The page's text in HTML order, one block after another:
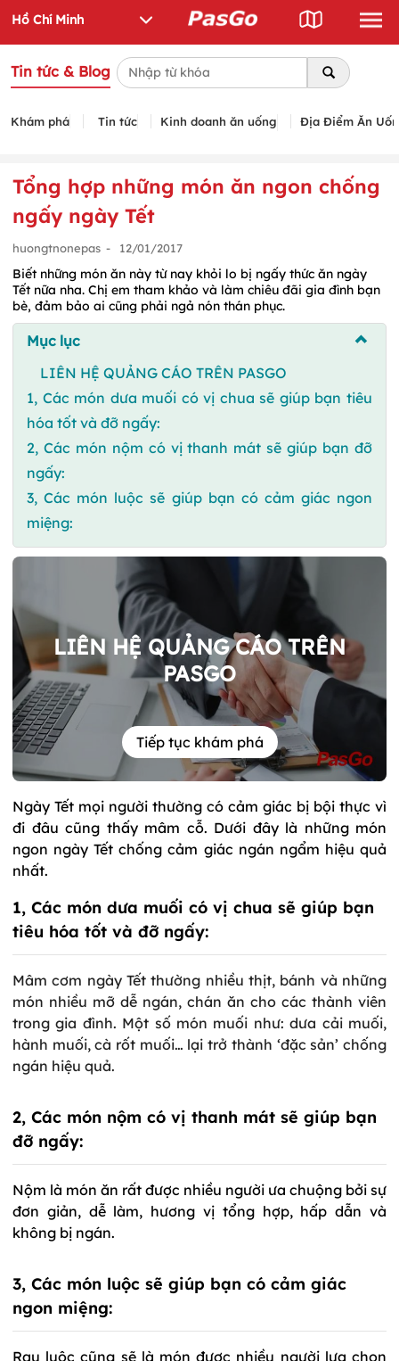
Tin tức & Blog
Khám phá Tin tức Kinh doanh ăn uống Địa Điểm Ăn
Tổng hợp những món ăn ngon chống
ngấy ngày Tết
huongtnonepas - 12/01/2017
Biết những món ăn này từ nay khỏi lo bị ngấy thức ăn ngày
Tết nữa nha. Chị em tham khảo và làm chiêu đãi gia đình bạn
bè, đảm bảo ai cũng phải ngả nón thán phục.
Mục lục
LIÊN HỆ QUẢNG CÁO TRÊN PASGO
1, Các món dưa muối có vị chua sẽ giúp bạn tiêu
hóa tốt và đỡ ngấy:
2, Các món nộm có vị thanh mát sẽ giúp bạn đỡ
ngấy:
3, Các món luộc sẽ giúp bạn có cảm giác ngon
miệng:
LIÊN HỆ QUẢNG CÁO TRÊN
PASGO
Tiếp tục khám phá
Ngày Tết mọi người thường có cảm giác bị bội thực vì
đi đâu cũng thấy mâm cỗ. Dưới đây là những món
ngon ngày Tết chống cảm giác ngán ngẩm hiệu quả
nhất.
1, Các món dưa muối có vị chua sẽ giúp bạn
tiêu hóa tốt và đỡ ngấy:
Mâm cơm ngày Tết thường nhiều thịt, bánh và những
món nhiều mỡ dễ ngán, chán ăn cho các thành viên
trong gia đình. Một số món muối như: dưa cải muối,
hành muối, cà rốt muối… lại trở thành ‘đặc sản’ chống
ngán hiệu quả.
2, Các món nộm có vị thanh mát sẽ giúp bạn
đỡ ngấy:
Nộm là món ăn rất được nhiều người ưa chuộng bởi sự
đơn giản, dễ làm, hương vị tổng hợp, hấp dẫn và
không bị ngán.
3, Các món luộc sẽ giúp bạn có cảm giác
ngon miệng:
Rau luộc cũng sẽ là món được nhiều người lựa chọn